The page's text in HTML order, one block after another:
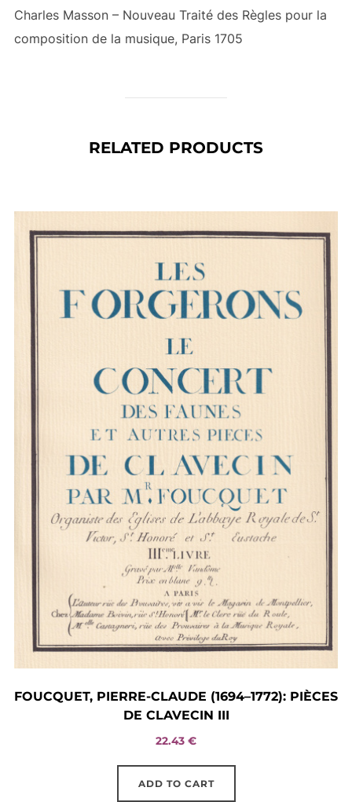
Paris
1705
Charles Masson – Nouveau Traité des Règles pour la
composition de la musique, Paris 1705
RELATED PRODUCTS
FOUCQUET, PIERRE-CLAUDE (1694–1772): PIÈCES
DE CLAVECIN III
22.43 €
ADD TO CART